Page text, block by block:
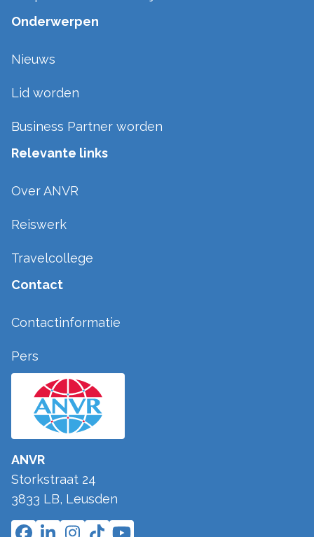
ANVR
Storkstraat 24
3833 LB, Leusden
Onderwerpen
Nieuws
Lid worden
Business Partner worden
Relevante links
Over ANVR
Reiswerk
Travelcollege
Contact
Contactinformatie
Pers